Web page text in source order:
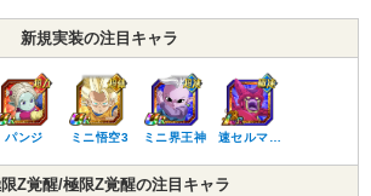
新規実装の注目キャラ
パンジ ミニ悟空3 ミニ界王神 速セルマ…
Z覚醒/極限Z覚醒の注目キャラ